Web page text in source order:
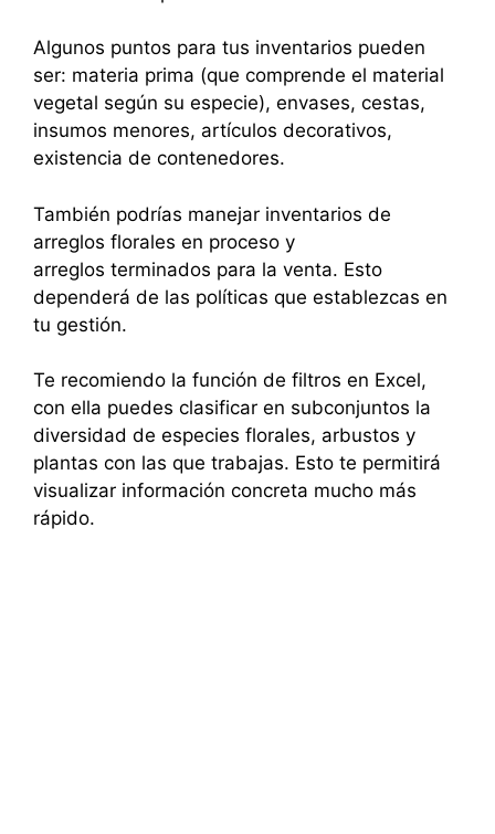
Algunos puntos para tus inventarios pueden
ser: materia prima (que comprende el material
vegetal según su especie), envases, cestas,
insumos menores, artículos decorativos,
existencia de contenedores.
También podrías manejar inventarios de
arreglos florales en proceso y
arreglos terminados para la venta. Esto
dependerá de las políticas que establezcas en
tu gestión.
Te recomiendo la función de filtros en Excel,
con ella puedes clasificar en subconjuntos la
diversidad de especies florales, arbustos y
plantas con las que trabajas. Esto te permitirá
visualizar información concreta mucho más
rápido.